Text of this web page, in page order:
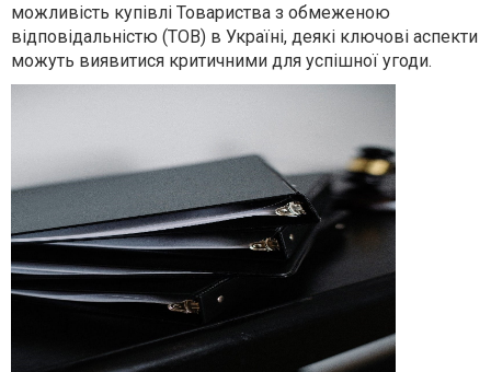
можливість купівлі Товариства з обмеженою
відповідальністю (ТОВ) в Україні, деякі ключові аспекти
можуть виявитися критичними для успішної угоди.